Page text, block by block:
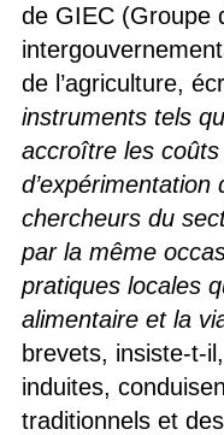
de GIEC (Groupe
de l’agriculture,
instruments tels
accroître les
chercheurs du
par la même
pratiques locales
alimentaire et la
brevets, insiste-t-
induites,
traditionnels et